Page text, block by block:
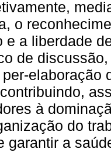
o
e a liberdade
de
elaboração
à
do
garantir a